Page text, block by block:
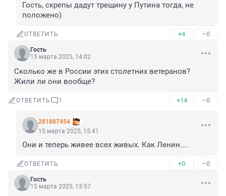
Гость, скрепы дадут трещину у Путина тогда, не
положено)
ОТВЕТИТЬ +4 –0
Гость
15 марта 2025, 14:02
Сколько же в России этих столетних ветеранов?
Жили ли они вообще?
ОТВЕТИТЬ 1 +14 –0
281887454
15 марта 2025, 15:41
Они и теперь живее всех живых. Как Ленин....
ОТВЕТИТЬ +0 –0
Гость
15 марта 2025, 13:57